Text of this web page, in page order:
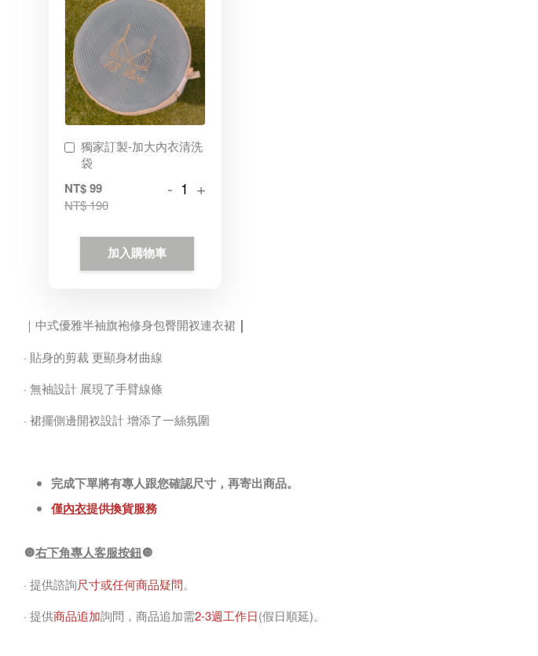
獨家訂製-加大內衣清洗
袋
NT$ 99
NT$ 190
- +
加入購物車
｜中式優雅半袖旗袍修身包臀開衩連衣裙 ｜
· 貼身的剪裁 更顯身材曲線
· 無袖設計 展現了手臂線條
· 裙擺側邊開衩設計 增添了一絲氛圍
完成下單將有專人跟您確認尺寸，再寄出商品。
僅內衣提供換貨服務
🔘右下角專人客服按鈕🔘
· 提供諮詢尺寸或任何商品疑問。
· 提供商品追加詢問，商品追加需2-3週工作日(假日順延)。